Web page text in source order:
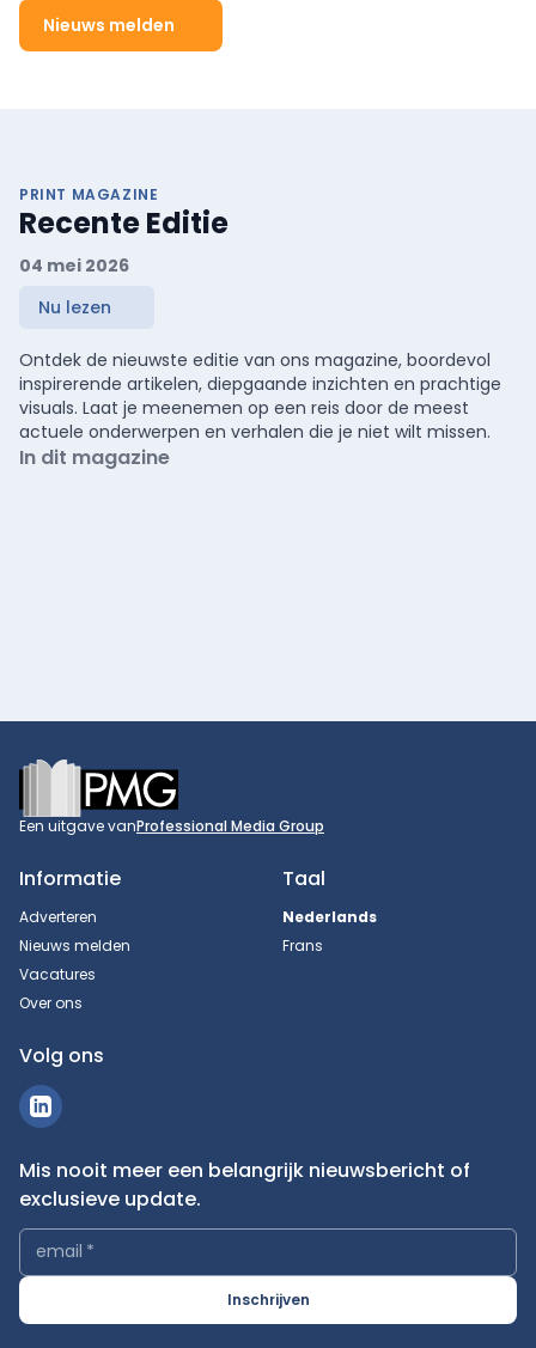
Nieuws melden
PRINT MAGAZINE
Recente Editie
04 mei 2026
Nu lezen
Ontdek de nieuwste editie van ons magazine, boordevol
inspirerende artikelen, diepgaande inzichten en prachtige
visuals. Laat je meenemen op een reis door de meest
actuele onderwerpen en verhalen die je niet wilt missen.
In dit magazine
Footer
Een uitgave vanProfessional Media Group
Informatie
Adverteren
Nieuws melden
Vacatures
Over ons
Taal
Nederlands
Frans
Volg ons
Mis nooit meer een belangrijk nieuwsbericht of
exclusieve update.
email *
Inschrijven